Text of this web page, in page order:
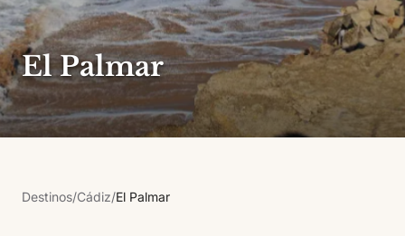
El Palmar
Destinos/Cádiz/El Palmar